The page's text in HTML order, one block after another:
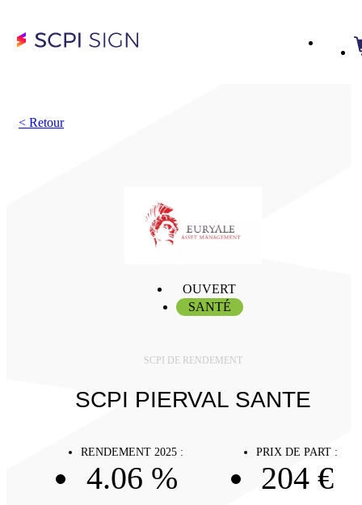
< Retour
OUVERT
SANTÉ
SCPI DE RENDEMENT
SCPI PIERVAL SANTE
RENDEMENT 2025 :
4.06 %
PRIX DE PART :
204 €